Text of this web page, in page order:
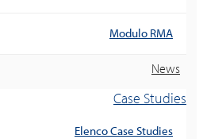
Modulo RMA
News
Case Studies
Elenco Case Studies